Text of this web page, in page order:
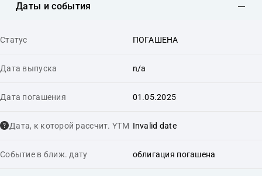
Даты и события
Статус ПОГАШЕНА
Дата выпуска n/a
Дата погашения 01.05.2025
Дата, к которой рассчит. YTM Invalid date
Событие в ближ. дату облигация погашена